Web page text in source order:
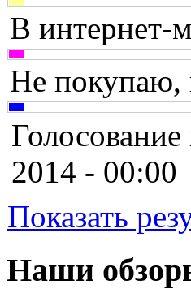
Cbr
Chicony
Codegen
Cooler
Cube
Cyborg
Datex
В интернет-
Не покупаю,
2014 - 00:00
Показать
Наши